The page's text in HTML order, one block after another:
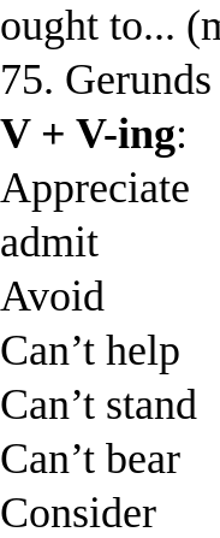
ought to...
75.
V + V-ing:
Appreciate
admit
Avoid
Can’t help
Can’t stand
Can’t bear
Consider